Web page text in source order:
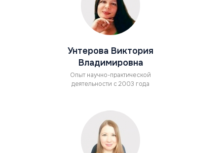
Унтерова Виктория
Владимировна
Опыт научно-практической
деятельности с 2003 года